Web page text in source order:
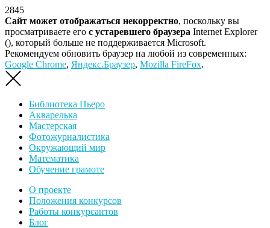
2845
Сайт может отображаться некорректно, поскольку вы
просматриваете его с устаревшего браузера Internet Explorer
(), который больше не поддерживается Microsoft.
Рекомендуем обновить браузер на любой из современных:
Google Chrome, Яндекс.Браузер, Mozilla FireFox.
Библиотека Пьеро
Акварелька
Мастерская
Фотожурналистика
Окружающий мир
Математика
Обучение грамоте
О проекте
Положения конкурсов
Работы конкурсантов
Блог